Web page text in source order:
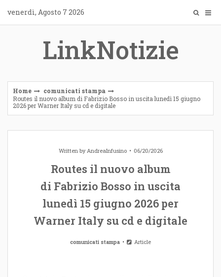
content
venerdì, Agosto 7 2026
LinkNotizie
Home
comunicati stampa
Routes il nuovo album di Fabrizio Bosso in uscita lunedì 15 giugno
2026 per Warner Italy su cd e digitale
Written byAndreaInfusino 06/20/2026
Routes il nuovo album
di Fabrizio Bosso in uscita
lunedì 15 giugno 2026 per
Warner Italy su cd e digitale
comunicati stampa Article